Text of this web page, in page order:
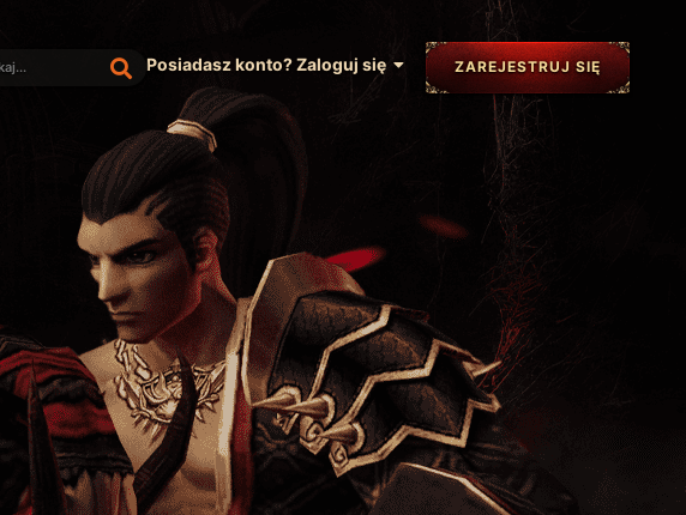
Posiadasz konto? Zaloguj się ZAREJESTRUJ SIĘ